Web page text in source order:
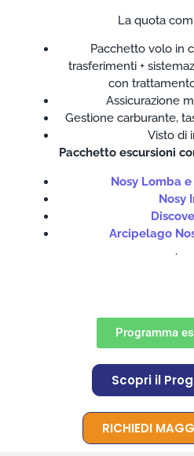
La quota
Pacchetto volo in
trasferimenti +
con
Assicurazione
Gestione carburante,
Visto di
Pacchetto escursioni
Nosy Lomba
Nosy
Arcipelago
.
Programma
Scopri il
RICHIEDI